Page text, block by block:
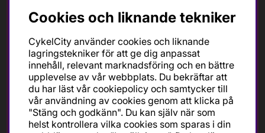
Ska du köpa cykel för träning och tävling så är det till
oss du ska vända dig. Racer, gravel, triathlon och MTB.
Vi är en mycket personlig cykelaffär med hög
servicegrad och alla vi som jobbar är inbitna cyklister
med stor passion, erfarenhet och kunskap om cykling
och dess produkter. Gör din bästa cykelaffär på
CykelCity!
Cookies och liknande tekniker
CykelCity använder cookies och liknande
lagringstekniker för att ge dig anpassat
innehåll, relevant marknadsföring och en bättre
upplevelse av vår webbplats. Du bekräftar att
du har läst vår cookiepolicy och samtycker till
vår användning av cookies genom att klicka på
"Stäng och godkänn". Du kan själv när som
helst kontrollera vilka cookies som sparas i din